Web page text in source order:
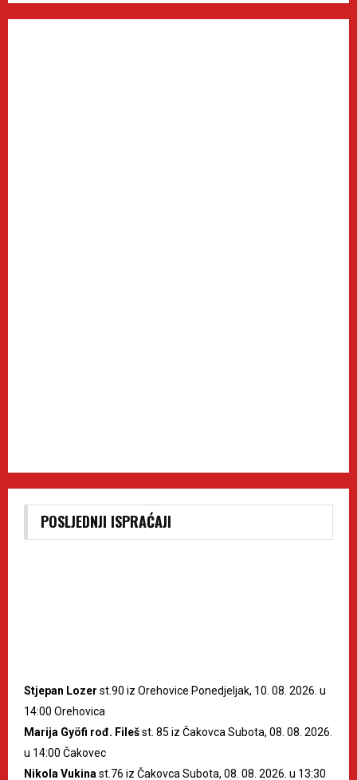
POSLJEDNJI ISPRAĆAJI
Stjepan Lozer st.90 iz Orehovice Ponedjeljak, 10. 08. 2026. u
14:00 Orehovica
Marija Gyöfi rođ. Filešst. 85 iz Čakovca Subota, 08. 08. 2026.
u 14:00 Čakovec
Nikola Vukina st.76 iz Čakovca Subota, 08. 08. 2026. u 13:30